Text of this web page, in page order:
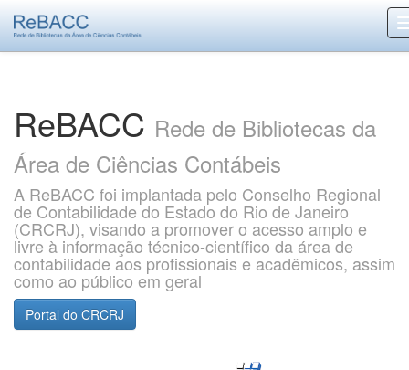
ReBACC Rede de Bibliotecas da
Área de Ciências Contábeis
A ReBACC foi implantada pelo Conselho Regional
de Contabilidade do Estado do Rio de Janeiro
(CRCRJ), visando a promover o acesso amplo e
livre à informação técnico-científico da área de
contabilidade aos profissionais e acadêmicos, assim
como ao público em geral
Portal do CRCRJ